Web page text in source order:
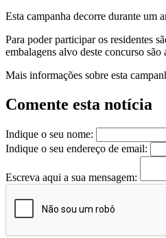
Esta campanha decorre durante um
Para poder participar os residentes
embalagens alvo deste concurso
Mais informações sobre esta
Comente esta notícia
Indique o seu nome:
Indique o seu endereço de email:
Escreva aqui a sua mensagem: